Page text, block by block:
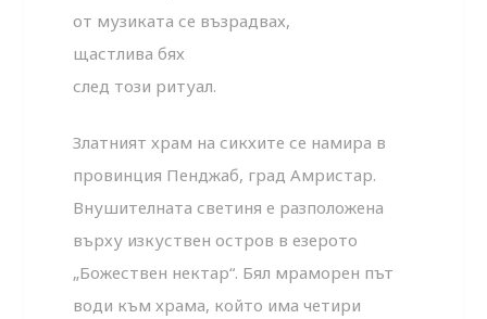
от музиката се възрадвах,
щастлива бях
след този ритуал.
Златният храм на сикхите се намира в
провинция Пенджаб, град Амристар.
Внушителната светиня е разположена
върху изкуствен остров в езерото
„Божествен нектар“. Бял мраморен път
води към храма, който има четири